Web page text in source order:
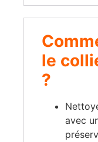
le
?
avec